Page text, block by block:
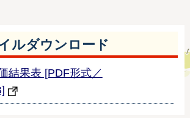
ルダウンロード
結果表 [PDF形式／